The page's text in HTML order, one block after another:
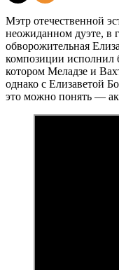
Мэтр отечественной
неожиданном дуэте, в
обворожительная
композиции исполнил
котором Меладзе и
однако с Елизаветой
это можно понять —